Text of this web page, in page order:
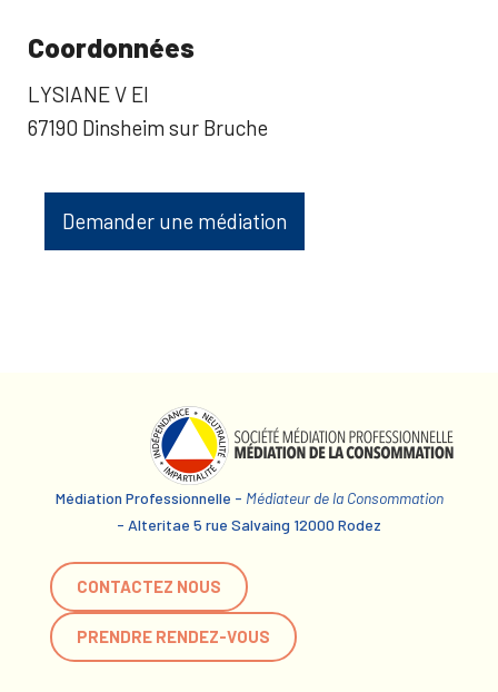
Coordonnées
LYSIANE V EI
67190 Dinsheim sur Bruche
Demander une médiation
Médiation Professionnelle - Médiateur de la Consommation
- Alteritae 5 rue Salvaing 12000 Rodez
CONTACTEZ NOUS
PRENDRE RENDEZ-VOUS